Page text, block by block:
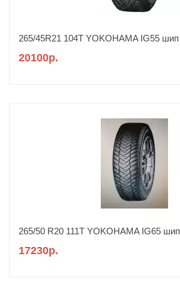
265/45R21 104T YOKOHAMA IG55 шип
20100р.
265/50 R20 111T YOKOHAMA IG65 шип
17230р.